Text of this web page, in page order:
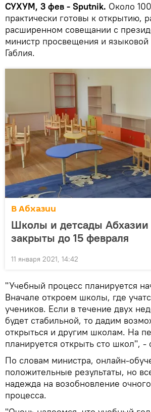
СУХУМ, 3 фев - Sputnik. Около
практически готовы к открытию,
расширенном совещании с
министр просвещения и
Габлия.
В Абхазии
Школы и детсады Абхазии
закрыты до 15 февраля
11 января 2021, 14:42
"Учебный процесс планируется
Вначале откроем школы, где
учеников. Если в течение двух
будет стабильной, то дадим
открыться и другим школам. На
планируется открыть сто школ", -
По словам министра, онлайн-
положительные результаты, но
надежда на возобновление
процесса.